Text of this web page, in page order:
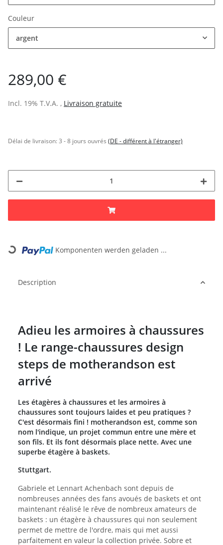
Couleur
argent
289,00 €
Incl. 19% T.V.A. , Livraison gratuite
Délai de livraison:3 - 8 jours ouvrés (DE - différent à l'étranger)
Loading... Komponenten werden geladen ...
Description
Adieu les armoires à chaussures
! Le range-chaussures design
steps de motherandson est
arrivé
Les étagères à chaussures et les armoires à
chaussures sont toujours laides et peu pratiques ?
C'est désormais fini ! motherandson est, comme son
nom l'indique, un projet commun entre une mère et
son fils. Et ils font désormais place nette. Avec une
superbe étagère à baskets.
Stuttgart.
Gabriele et Lennart Achenbach sont depuis de
nombreuses années des fans avoués de baskets et ont
maintenant réalisé le rêve de nombreux amateurs de
baskets : un étagère à chaussures qui non seulement
permet de mettre de l'ordre, mais qui met aussi
parfaitement en valeur la collection privée. Sobre et